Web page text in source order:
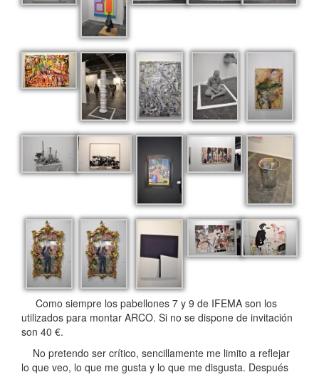
Como siempre los pabellones 7 y 9 de IFEMA son los
utilizados para montar ARCO. Si no se dispone de invitación
son 40 €.
No pretendo ser crítico, sencillamente me limito a reflejar
lo que veo, lo que me gusta y lo que me disgusta. Después